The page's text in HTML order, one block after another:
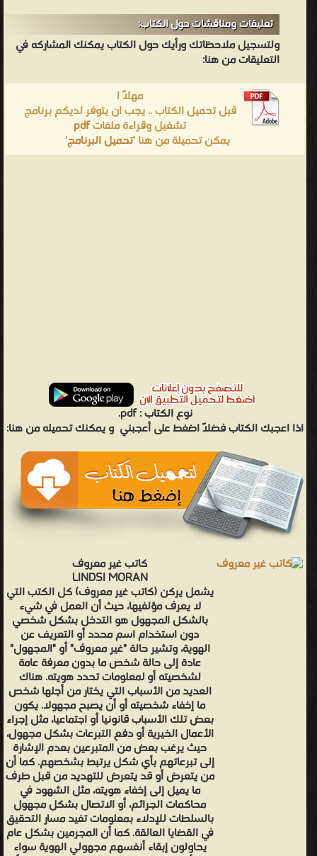
تعليقات ومناقشات حول الكتاب:
ولتسجيل ملاحظاتك ورأيك حول الكتاب يمكنك المشاركه في
التعليقات من هنا:
مهلاً !
قبل تحميل الكتاب .. يجب ان يتوفر لديكم برنامج
تشغيل وقراءة ملفاتpdf
يمكن تحميلة من هنا 'تحميل البرنامج'
نوع الكتاب :pdf.
اذا اعجبك الكتاب فضلاً اضغط على أعجبني و يمكنك تحميله من هنا:
كاتب غير معروف
LINDSI MORAN
يشمل يركن (كاتب غير معروف) كل الكتب التي
لا يعرف مؤلفيها، حيث أن العمل في شيء
بالشكل المجهول هو التدخل بشكل شخصي
دون استخدام اسم محدد أو التعريف عن
الهوية، وتشير حالة "غير معروف" أو "المجهول"
عادة إلى حالة شخص ما بدون معرفة عامة
لشخصيته أو لمعلومات تحدد هويته. هناك
العديد من الأسباب التي يختار من أجلها شخص
ما إخفاء شخصيته أو أن يصبح مجهولا. يكون
بعض تلك الأسباب قانونيا أو اجتماعيا، مثل إجراء
الأعمال الخيرية أو دفع التبرعات بشكل مجهول،
حيث يرغب بعض من المتبرعين بعدم الإشارة
إلى تبرعاتهم بأي شكل يرتبط بشخصهم. كما أن
من يتعرض أو قد يتعرض للتهديد من قبل طرف
ما يميل إلى إخفاء هويته، مثل الشهود في
محاكمات الجرائم، أو الاتصال بشكل مجهول
بالسلطات للإدلاء بمعلومات تفيد مسار التحقيق
في القضايا العالقة. كما أن المجرمين بشكل عام
يحاولون إبقاء أنفسهم مجهولي الهوية سواء